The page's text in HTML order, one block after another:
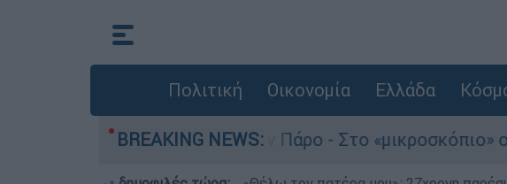
Πολιτική Οικονομία Ελλάδα
BREAKING NEWS:
του 4χρονου στην Πάρο - Στο «μικροσκόπιο» ο ρόλος του